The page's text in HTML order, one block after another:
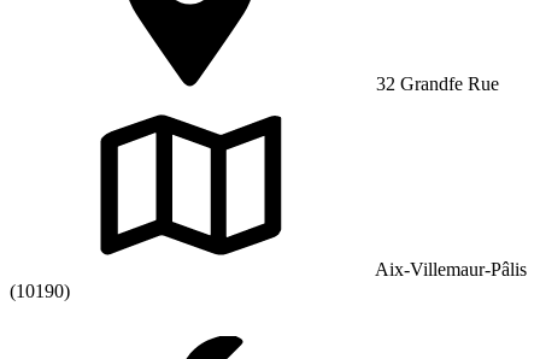
32 Grandfe Rue
Aix-Villemaur-Pâlis
(10190)